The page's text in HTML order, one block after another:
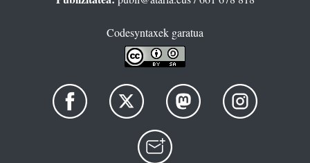
Codesyntaxek garatua